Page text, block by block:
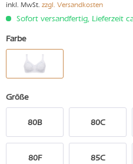
inkl. MwSt. zzgl. Versandkosten
Sofort versandfertig, Lieferzeit
Farbe
Größe
80B 80C
80F 85C